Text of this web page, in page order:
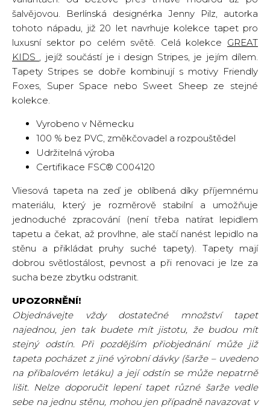
šalvějovou. Berlínská designérka Jenny Pilz, autorka
tohoto nápadu, již 20 let navrhuje kolekce tapet pro
luxusní sektor po celém světě. Celá kolekce GREAT
KIDS , jejíž součástí je i design Stripes, je jejím dílem.
Tapety Stripes se dobře kombinují s motivy Friendly
Foxes, Super Space nebo Sweet Sheep ze stejné
kolekce.
Vyrobeno v Německu
100 % bez PVC, změkčovadel a rozpouštědel
Udržitelná výroba
Certifikace FSC® C004120
Vliesová tapeta na zeď je oblíbená díky příjemnému
materiálu, který je rozměrově stabilní a umožňuje
jednoduché zpracování (není třeba natírat lepidlem
tapetu a čekat, až provlhne, ale stačí nanést lepidlo na
stěnu a přikládat pruhy suché tapety). Tapety mají
dobrou světlostálost, pevnost a při renovaci je lze za
sucha beze zbytku odstranit.
UPOZORNĚNÍ!
Objednávejte vždy dostatečné množství tapet
najednou, jen tak budete mít jistotu, že budou mít
stejný odstín. Při pozdějším přiobjednání může již
tapeta pocházet z jiné výrobní dávky (šarže – uvedeno
na příbalovém letáku) a její odstín se může nepatrně
lišit. Nelze doporučit lepení tapet různé šarže vedle
sebe na jednu stěnu, mohou jen případně navazovat v